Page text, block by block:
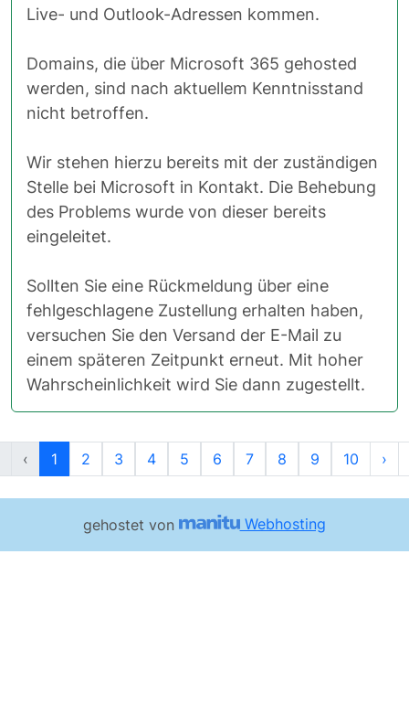
Live- und Outlook-Adressen kommen.
Domains, die über Microsoft 365 gehosted
werden, sind nach aktuellem Kenntnisstand
nicht betroffen.
Wir stehen hierzu bereits mit der zuständigen
Stelle bei Microsoft in Kontakt. Die Behebung
des Problems wurde von dieser bereits
eingeleitet.
Sollten Sie eine Rückmeldung über eine
fehlgeschlagene Zustellung erhalten haben,
versuchen Sie den Versand der E-Mail zu
einem späteren Zeitpunkt erneut. Mit hoher
Wahrscheinlichkeit wird Sie dann zugestellt.
‹ Vorherige
1 2 3 4 5 6 7 8 9 10 ›
gehostet von Webhosting